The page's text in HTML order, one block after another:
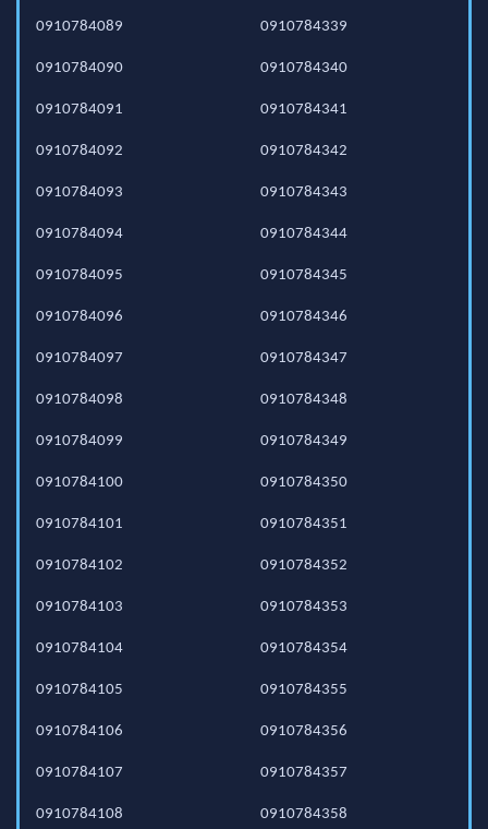
0910784089
0910784090
0910784091
0910784092
0910784093
0910784094
0910784095
0910784096
0910784097
0910784098
0910784099
0910784100
0910784101
0910784102
0910784103
0910784104
0910784105
0910784106
0910784107
0910784108
0910784339
0910784340
0910784341
0910784342
0910784343
0910784344
0910784345
0910784346
0910784347
0910784348
0910784349
0910784350
0910784351
0910784352
0910784353
0910784354
0910784355
0910784356
0910784357
0910784358